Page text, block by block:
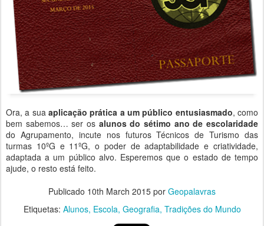
Ora, a sua aplicação prática a um público entusiasmado, como
bem sabemos… ser os alunos do sétimo ano de escolaridade
do Agrupamento, incute nos futuros Técnicos de Turismo das
turmas 10ºG e 11ºG, o poder de adaptabilidade e criatividade,
adaptada a um público alvo. Esperemos que o estado de tempo
ajude, o resto está feito.
Publicado 10th March 2015 por Geopalavras
Etiquetas: Alunos Escola Geografia Tradições do Mundo